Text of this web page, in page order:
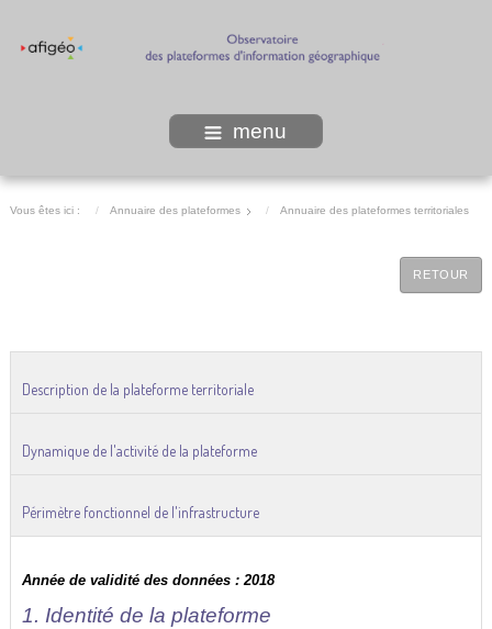
menu
Vous êtes ici : Annuaire des plateformes Annuaire des plateformes territoriales
RETOUR
Description de la plateforme territoriale
Dynamique de l'activité de la plateforme
Périmètre fonctionnel de l'infrastructure
Année de validité des données : 2018
1. Identité de la plateforme